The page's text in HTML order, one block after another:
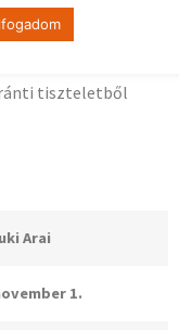
főmérnök
objektívet 32 mm-
Az innovációs és
tiszteletből
Arai
1.